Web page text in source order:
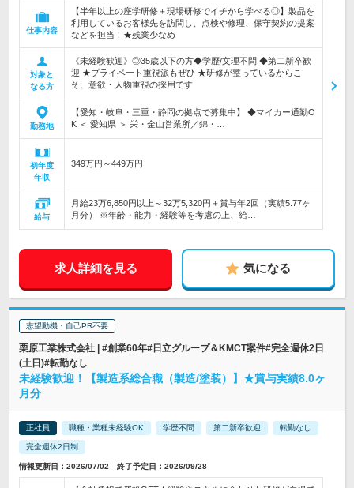
仕事内容
【半年以上の座学研修＋現場研修でイチから学べる◎】製品を
利用しているお客様先を訪問し、点検や修理、保守契約の提案
などを担当！★残業少なめ
対象と
なる方
《未経験歓迎》◎35歳以下の方◆学歴/文理不問 ◆第二新卒歓
迎 ★プライベート重視派もぜひ ★研修が整っているからこ
そ、意欲・人物重視の採用です
勤務地
【愛知・岐阜・三重・静岡の拠点で募集中】 ◆マイカー通勤O
K ＜ 愛知県 ＞ 栄・金山営業所／錦・…
初年度
年収
349万円～449万円
給与
月給23万6,850円以上～32万5,320円＋賞与年2回（実績5.77ヶ
月分） ※年齢・能力・経験等を考慮の上、給…
求人詳細を見る 気になる
志望動機・自己PR不要
栗原工業株式会社 | #創業60年#日立グループ＆KMCT案件#完全週休2日
(土日)#転勤なし
未経験歓迎！【製造系総合職（製造/塗装）】★賞与実績8.0ヶ
月分
正社員 職種・業種未経験OK 学歴不問 第二新卒歓迎 転勤なし
完全週休2日制
情報更新日：2026/07/02 終了予定日：2026/09/28